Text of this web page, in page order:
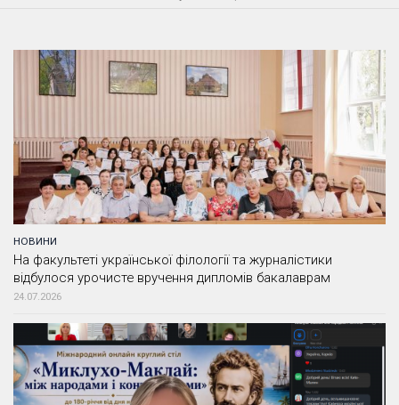
НОВИНИ
На факультеті української філології та журналістики
відбулося урочисте вручення дипломів бакалаврам
24.07.2026